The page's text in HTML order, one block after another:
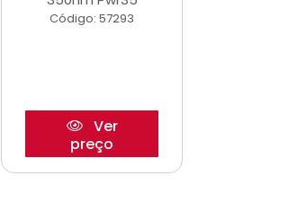
Código: 57293
Ver
preço